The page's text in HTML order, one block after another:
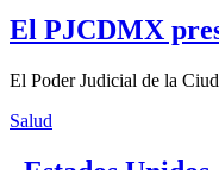
El PJCDMX
El Poder Judicial de la
Salud